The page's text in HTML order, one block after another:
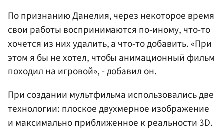
По признанию Данелия, через некоторое время
свои работы воспринимаются по-иному, что-то
хочется из них удалить, а что-то добавить. «При
этом я бы не хотел, чтобы анимационный фильм
походил на игровой», - добавил он.
При создании мультфильма использовались две
технологии: плоское двухмерное изображение
и максимально приближенное к реальности 3D.